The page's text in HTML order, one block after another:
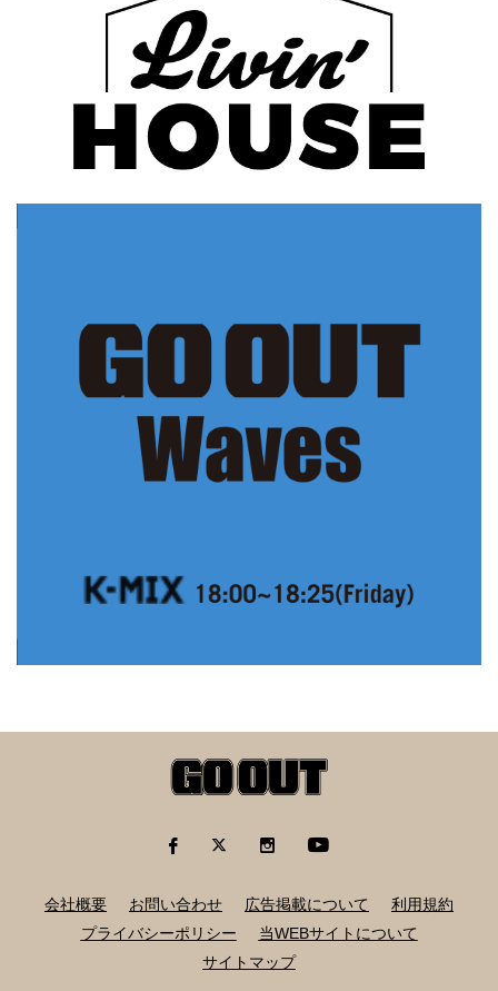
会社概要 お問い合わせ 広告掲載について
利用規約
プライバシーポリシー
当WEBサイトについて
サイトマップ